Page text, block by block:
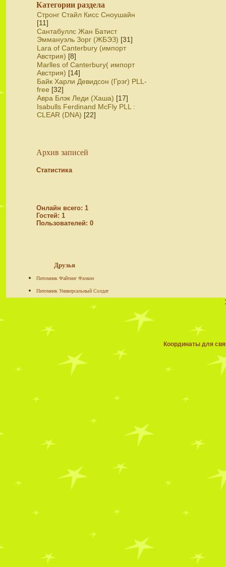
Категории раздела
Стронг Стайл Кисс Сноушайн
[11]
Сантабуллс Жан Батист
Эммануэль Зорг (ЖБЭЗ) [31]
Lara of Canterbury (импорт
Австрия) [8]
Marlles of Canterbury( импорт
Австрия) [14]
Байк Харли Девидсон (Грэг) PLL-
free [32]
Авра Блэк Леди (Хаша) [17]
Isabulls Ferdinand McFly PLL :
CLEAR (DNА) [22]
Архив записей
Статистика
Онлайн всего: 1
Гостей: 1
Пользователей: 0
Друзья
Питомник Файтинг Фалкон
Питомник Универсальный Солдат
Координаты для